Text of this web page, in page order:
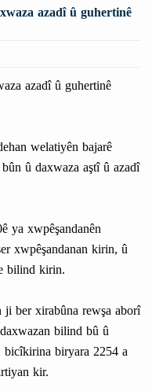
azadî û guhertinê
azadî û guhertinê
welatiyên bajarê
û daxwaza aştî û azadî
ya xwpêşandanên
xwpêşandanan kirin, û
bilind kirin.
ber xirabûna rewşa aborî
bilind bû û
biryara 2254 a
kir.